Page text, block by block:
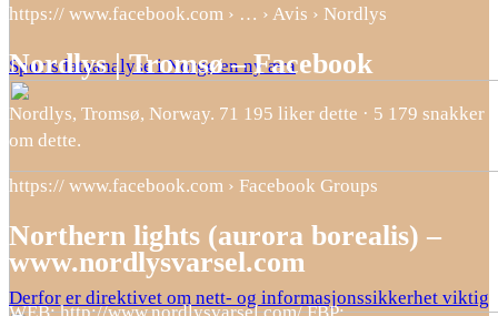
Sportsdataanalyse i Norge en ny æra
Derfor er direktivet om nett- og informasjonssikkerhet viktig
https:// www.facebook.com › … › Avis › Nordlys
Nordlys | Tromsø – Facebook
Nordlys, Tromsø, Norway. 71 195 liker dette · 5 179 snakker
om dette.
https:// www.facebook.com › Facebook Groups
Northern lights (aurora borealis) –
www.nordlysvarsel.com